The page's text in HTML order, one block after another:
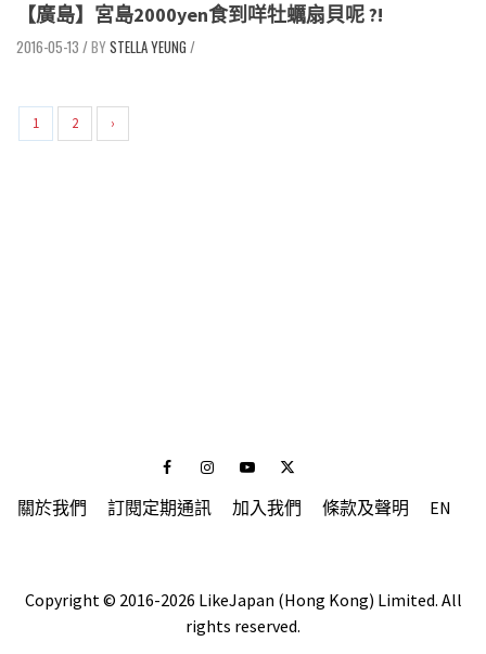
【廣島】宮島2000yen食到咩牡蠣扇貝呢 ?!
2016-05-13 / STELLA YEUNG /
1 2 ›
FacebookInstagramYoutubeTwitter
關於我們 訂閱定期通訊 加入我們 條款及聲明 EN
Copyright © 2016-2026 LikeJapan (Hong Kong) Limited. All
rights reserved.